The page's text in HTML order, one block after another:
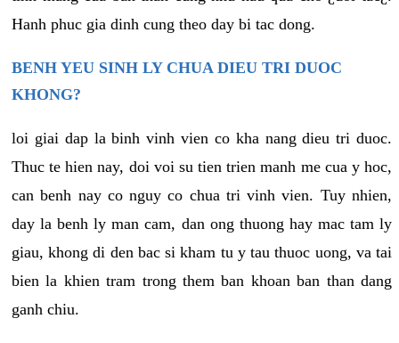
Hanh phuc gia dinh cung theo day bi tac dong.
BENH YEU SINH LY CHUA DIEU TRI DUOC
KHONG?
loi giai dap la binh vinh vien co kha nang dieu tri duoc.
Thuc te hien nay, doi voi su tien trien manh me cua y hoc,
can benh nay co nguy co chua tri vinh vien. Tuy nhien,
day la benh ly man cam, dan ong thuong hay mac tam ly
giau, khong di den bac si kham tu y tau thuoc uong, va tai
bien la khien tram trong them ban khoan ban than dang
ganh chiu.